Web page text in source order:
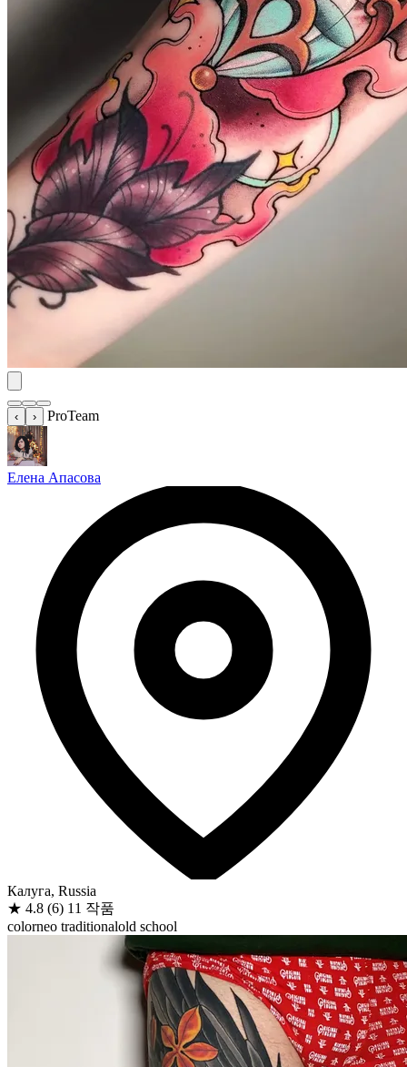
‹ › ProTeam
Елена Апасова
Калуга, Russia
★ 4.8 (6) 11 작품
colorneo traditionalold school